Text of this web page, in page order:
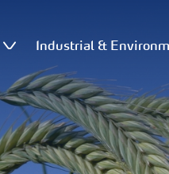
Industrial &